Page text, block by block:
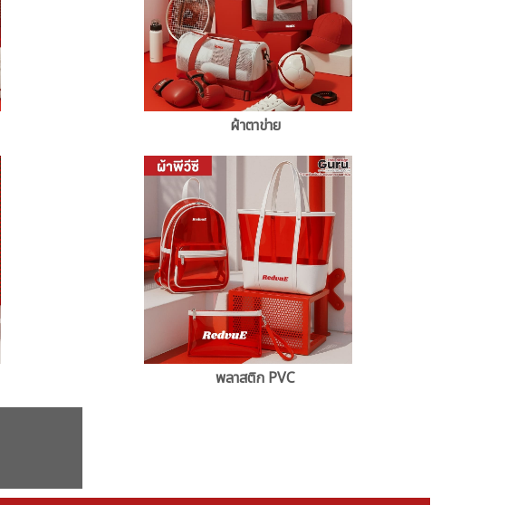
ผ้าตาข่าย
พลาสติก PVC